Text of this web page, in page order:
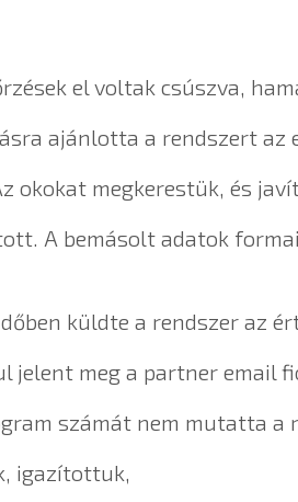
el voltak csúszva,
ajánlotta a rendszert
okokat megkerestük, és
A bemásolt adatok
küldte a rendszer az
jelent meg a partner email
számát nem mutatta a
igazítottuk,